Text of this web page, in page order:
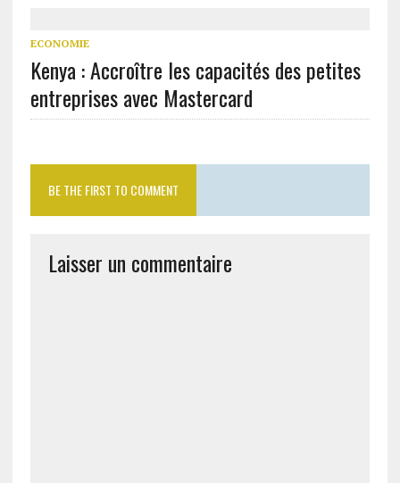
ECONOMIE
Kenya : Accroître les capacités des petites
entreprises avec Mastercard
BE THE FIRST TO COMMENT
Laisser un commentaire